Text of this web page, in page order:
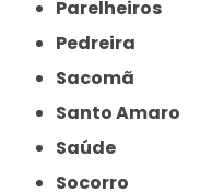
Parelheiros
Pedreira
Sacomã
Santo Amaro
Saúde
Socorro